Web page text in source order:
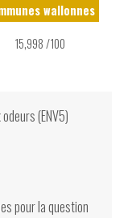
wallonnes
15,998 /100
(ENV5)
pour la question